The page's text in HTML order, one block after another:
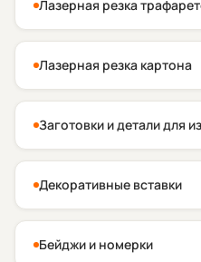
Лазерная резка
Лазерная резка картона
Заготовки и детали для
Декоративные вставки
Бейджи и номерки